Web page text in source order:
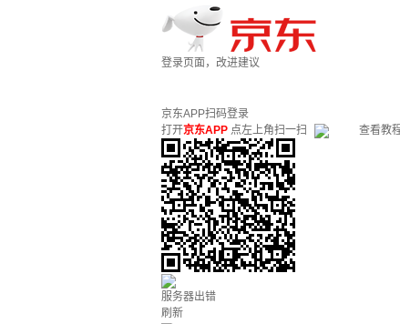
登录页面，改进建议
京东APP扫码登录
打开京东APP 点左上角扫一扫 查看教
服务器出错
刷新